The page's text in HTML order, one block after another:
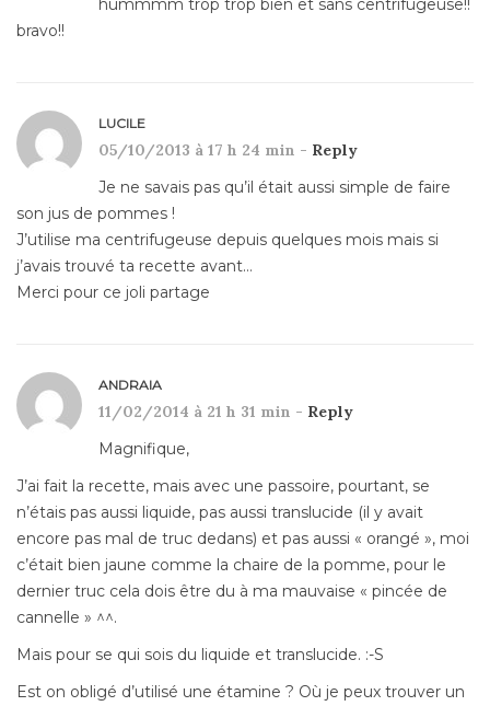
hummmm trop trop bien et sans centrifugeuse!!
bravo!!
LUCILE
05/10/2013 à 17 h 24 min - Reply
Je ne savais pas qu’il était aussi simple de faire
son jus de pommes !
J’utilise ma centrifugeuse depuis quelques mois mais si
j’avais trouvé ta recette avant…
Merci pour ce joli partage
ANDRAIA
11/02/2014 à 21 h 31 min - Reply
Magnifique,
J’ai fait la recette, mais avec une passoire, pourtant, se
n’étais pas aussi liquide, pas aussi translucide (il y avait
encore pas mal de truc dedans) et pas aussi « orangé », moi
c’était bien jaune comme la chaire de la pomme, pour le
dernier truc cela dois être du à ma mauvaise « pincée de
cannelle » ^^.
Mais pour se qui sois du liquide et translucide. :-S
Est on obligé d’utilisé une étamine ? Où je peux trouver un